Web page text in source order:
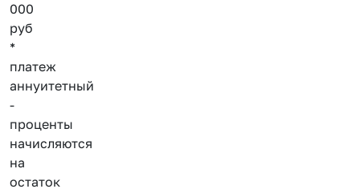
000
руб
*
платеж
аннуитетный
-
проценты
начисляются
на
остаток